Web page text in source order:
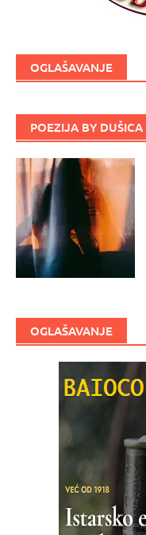
OGLAŠAVANJE
POEZIJA BY DUŠICA
OGLAŠAVANJE